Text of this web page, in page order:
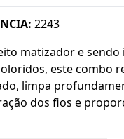
2243
matizador e
este combo
limpa
dos fios e